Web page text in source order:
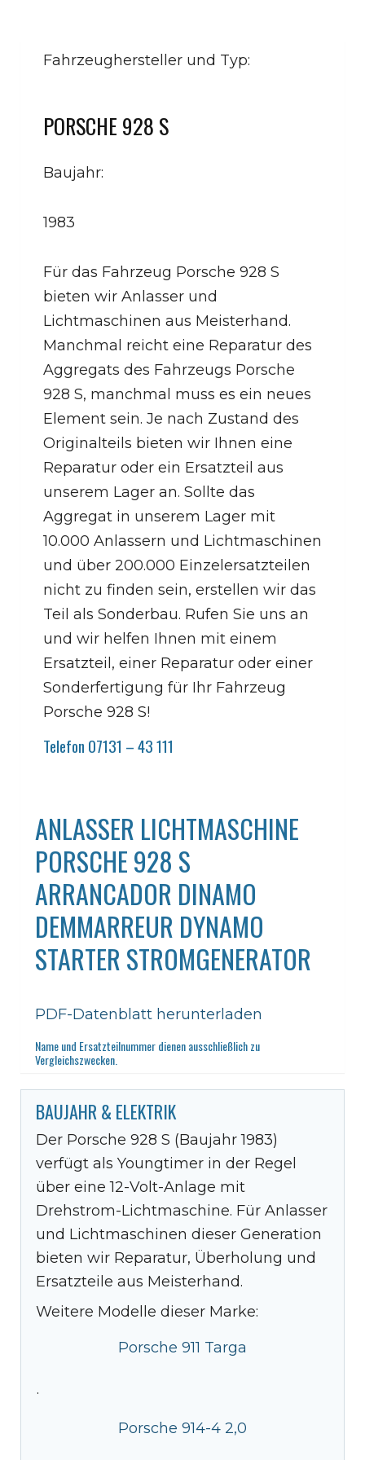
Fahrzeughersteller und Typ:
PORSCHE 928 S
Baujahr:
1983
Für das Fahrzeug Porsche 928 S
bieten wir Anlasser und
Lichtmaschinen aus Meisterhand.
Manchmal reicht eine Reparatur des
Aggregats des Fahrzeugs Porsche
928 S, manchmal muss es ein neues
Element sein. Je nach Zustand des
Originalteils bieten wir Ihnen eine
Reparatur oder ein Ersatzteil aus
unserem Lager an. Sollte das
Aggregat in unserem Lager mit
10.000 Anlassern und Lichtmaschinen
und über 200.000 Einzelersatzteilen
nicht zu finden sein, erstellen wir das
Teil als Sonderbau. Rufen Sie uns an
und wir helfen Ihnen mit einem
Ersatzteil, einer Reparatur oder einer
Sonderfertigung für Ihr Fahrzeug
Porsche 928 S!
Telefon 07131 – 43 111
ANLASSER LICHTMASCHINE
PORSCHE 928 S
ARRANCADOR DINAMO
DEMMARREUR DYNAMO
STARTER STROMGENERATOR
PDF-Datenblatt herunterladen
Name und Ersatzteilnummer dienen ausschließlich zu
Vergleichszwecken.
BAUJAHR & ELEKTRIK
Der Porsche 928 S (Baujahr 1983)
verfügt als Youngtimer in der Regel
über eine 12-Volt-Anlage mit
Drehstrom-Lichtmaschine. Für Anlasser
und Lichtmaschinen dieser Generation
bieten wir Reparatur, Überholung und
Ersatzteile aus Meisterhand.
Weitere Modelle dieser Marke:
Porsche 911 Targa
·
Porsche 914-4 2,0